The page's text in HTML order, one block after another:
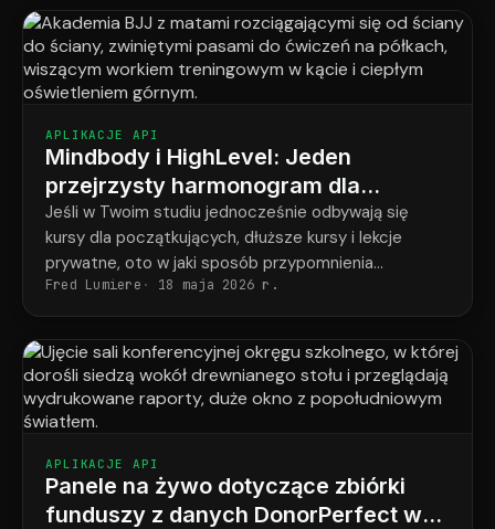
APLIKACJE API
Mindbody i HighLevel: Jeden
przejrzysty harmonogram dla
każdego studenta w każdym
programie
Jeśli w Twoim studiu jednocześnie odbywają się
kursy dla początkujących, dłuższe kursy i lekcje
prywatne, oto w jaki sposób przypomnienia
ostatecznie odpowiadają temu, co faktycznie
zarezerwował każdy uczeń.
Fred Lumiere 18 maja 2026 r.
APLIKACJE API
Panele na żywo dotyczące zbiórki
funduszy z danych DonorPerfect w